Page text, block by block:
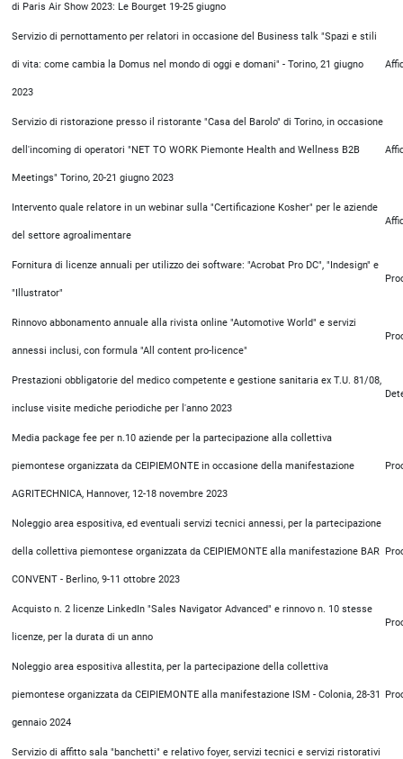
di Paris Air Show 2023: Le Bourget 19-25 giugno
Servizio di pernottamento per relatori in occasione del Business talk "Spazi e stili
di vita: come cambia la Domus nel mondo di oggi e domani" - Torino, 21 giugno
2023
Servizio di ristorazione presso il ristorante "Casa del Barolo" di Torino, in occasione
dell'incoming di operatori "NET TO WORK Piemonte Health and Wellness B2B
Meetings" Torino, 20-21 giugno 2023
Intervento quale relatore in un webinar sulla "Certificazione Kosher" per le aziende
del settore agroalimentare
Fornitura di licenze annuali per utilizzo dei software: "Acrobat Pro DC", "Indesign" e
"Illustrator"
Rinnovo abbonamento annuale alla rivista online "Automotive World" e servizi
annessi inclusi, con formula "All content pro-licence"
Prestazioni obbligatorie del medico competente e gestione sanitaria ex T.U. 81/08,
incluse visite mediche periodiche per l'anno 2023
Media package fee per n.10 aziende per la partecipazione alla collettiva
piemontese organizzata da CEIPIEMONTE in occasione della manifestazione
AGRITECHNICA, Hannover, 12-18 novembre 2023
Noleggio area espositiva, ed eventuali servizi tecnici annessi, per la partecipazione
della collettiva piemontese organizzata da CEIPIEMONTE alla manifestazione BAR
CONVENT - Berlino, 9-11 ottobre 2023
Acquisto n. 2 licenze LinkedIn "Sales Navigator Advanced" e rinnovo n. 10 stesse
licenze, per la durata di un anno
Noleggio area espositiva allestita, per la partecipazione della collettiva
piemontese organizzata da CEIPIEMONTE alla manifestazione ISM - Colonia, 28-31
gennaio 2024
Servizio di affitto sala "banchetti" e relativo foyer, servizi tecnici e servizi ristorativi